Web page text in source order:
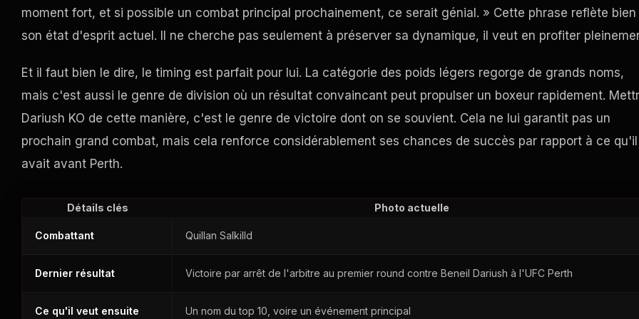
moment fort, et si possible un combat principal prochainement, ce serait génial. » Cette phrase reflète bien
son état d'esprit actuel. Il ne cherche pas seulement à préserver sa dynamique, il veut en profiter
Et il faut bien le dire, le timing est parfait pour lui. La catégorie des poids légers regorge de grands noms,
mais c'est aussi le genre de division où un résultat convaincant peut propulser un boxeur rapidement.
Dariush KO de cette manière, c'est le genre de victoire dont on se souvient. Cela ne lui garantit pas un
prochain grand combat, mais cela renforce considérablement ses chances de succès par rapport à ce qu'il
avait avant Perth.
Détails clés Photo actuelle
Combattant Quillan Salkilld
Dernier résultat Victoire par arrêt de l'arbitre au premier round contre Beneil Dariush à l'UFC Perth
Ce qu'il veut ensuite Un nom du top 10, voire un événement principal